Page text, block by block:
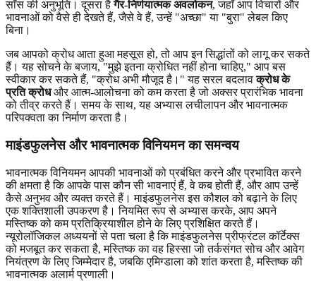
साँस की अनुभूति। दूसरा हैगैर-निर्णयात्मक अवलोकन, जहाँ आप विचारों और
भावनाओं को वैसे ही देखते हैं, जैसे वे हैं, उन्हें "अच्छा" या "बुरा" लेबल किए
बिना।
जब आपको क्रोध आता हुआ महसूस हो, तो आप इन सिद्धांतों को लागू कर सकते
हैं। यह सोचने के बजाय, "मुझे इतना क्रोधित नहीं होना चाहिए," आप बस
स्वीकार कर सकते हैं, "क्रोध अभी मौजूद है।" यह सरल बदलावक्रोध के
प्रति क्रोधऔर आत्म-आलोचना को कम करता है जो अक्सर प्रारंभिक भावना
को तीव्र करते हैं। समय के साथ, यह अभ्यास लचीलापन और भावनात्मक
परिपक्वता का निर्माण करता है।
माइंडफुलनेस औरभावनात्मक विनियमनकासमन्वय
भावनात्मक विनियमन आपकी भावनाओं को प्रबंधित करने और प्रभावित करने
की क्षमता है कि आपके पास कौन सी भावनाएं हैं, वे कब होती हैं, और आप उन्हें
कैसे अनुभव और व्यक्त करते हैं। माइंडफुलनेस इस कौशल को बढ़ाने के लिए
एक शक्तिशाली उपकरण है। नियमित रूप से अभ्यास करके, आप अपने
मस्तिष्क को कम प्रतिक्रियाशील होने के लिए प्रशिक्षित करते हैं।
न्यूरोलॉजिकल अध्ययनों से पता चला है कि माइंडफुलनेस प्रीफ्रंटल कॉर्टेक्स
को मजबूत कर सकता है, मस्तिष्क का वह हिस्सा जो तर्कसंगत सोच और आवेग
नियंत्रण के लिए जिम्मेदार है, जबकि एमिग्डाला को शांत करता है, मस्तिष्क की
भावनात्मक अलार्म प्रणाली।